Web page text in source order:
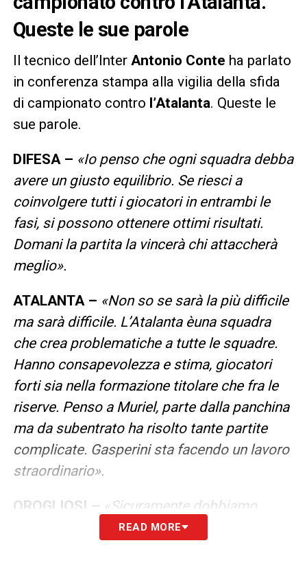
Queste le sue parole
Il tecnico dell’Inter Antonio Conte ha parlato
in conferenza stampa alla vigilia della sfida
di campionato contro l’Atalanta. Queste le
sue parole.
DIFESA – «Io penso che ogni squadra debba
avere un giusto equilibrio. Se riesci a
coinvolgere tutti i giocatori in entrambi le
fasi, si possono ottenere ottimi risultati.
Domani la partita la vincerà chi attaccherà
meglio».
ATALANTA – «Non so se sarà la più difficile
ma sarà difficile. L’Atalanta èuna squadra
che crea problematiche a tutte le squadre.
Hanno consapevolezza e stima, giocatori
forti sia nella formazione titolare che fra le
riserve. Penso a Muriel, parte dalla panchina
ma da subentrato ha risolto tante partite
complicate. Gasperini sta facendo un lavoro
straordinario».
OROGLIOSI – «Sicuramente dobbiamo
esserlo. Abbiamo sempre lavorato dando
READ MORE